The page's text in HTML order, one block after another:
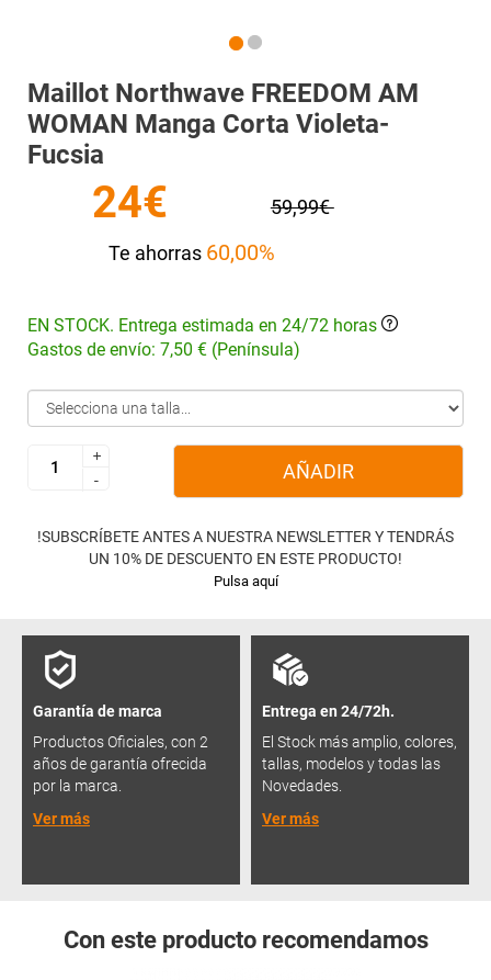
Maillot Northwave FREEDOM AM
WOMAN Manga Corta Violeta-
Fucsia
24€
59,99€
Te ahorras 60,00%
EN STOCK. Entrega estimada en 24/72 horas
Gastos de envío: 7,50 € (Península)
+
-
+
-
AÑADIR
!SUBSCRÍBETE ANTES A NUESTRA NEWSLETTER Y TENDRÁS
UN 10% DE DESCUENTO EN ESTE PRODUCTO!
Pulsa aquí
Garantía de marca
Productos Oficiales, con 2
años de garantía ofrecida
por la marca.
Ver más
Entrega en 24/72h.
El Stock más amplio, colores,
tallas, modelos y todas las
Novedades.
Ver más
Con este producto recomendamos